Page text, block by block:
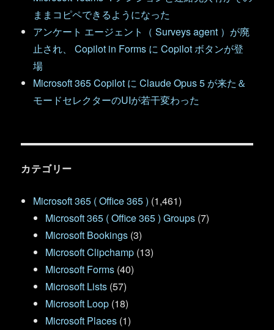
ままコピペできるようになった
アンケート エージェント（ Surveys agent ）が廃
止され、 Copilot in Forms に Copilot ボタンが登
場
Microsoft 365 Copilot に Claude Opus 5 が来た＆
モードセレクターのUIが若干変わった
カテゴリー
Microsoft 365 ( Office 365 ) (1,461)
Microsoft 365 ( Office 365 ) Groups (7)
Microsoft Bookings (3)
Microsoft Clipchamp (13)
Microsoft Forms (40)
Microsoft Lists (57)
Microsoft Loop (18)
Microsoft Places (1)